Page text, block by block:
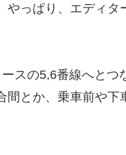
やっぱり、エディ
スの5,6番線へとつ
間とか、乗車前や